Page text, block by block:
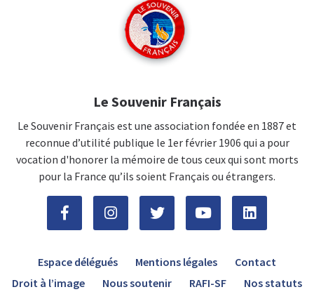
Le Souvenir Français
Le Souvenir Français est une association fondée en 1887 et
reconnue d’utilité publique le 1er février 1906 qui a pour
vocation d'honorer la mémoire de tous ceux qui sont morts
pour la France qu’ils soient Français ou étrangers.
Espace délégués Mentions légales
Contact
Droit à l’image
Nous soutenir RAFI-SF Nos statuts